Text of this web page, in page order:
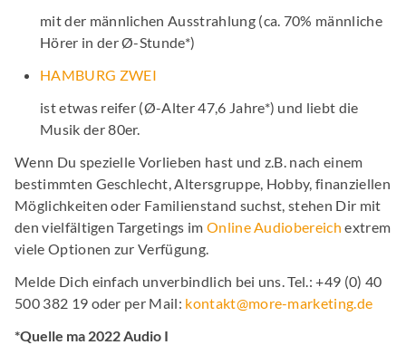
mit der männlichen Ausstrahlung (ca. 70% männliche
Hörer in der Ø-Stunde*)
HAMBURG ZWEI
ist etwas reifer (Ø-Alter 47,6 Jahre*) und liebt die
Musik der 80er.
Wenn Du spezielle Vorlieben hast und z.B. nach einem
bestimmten Geschlecht, Altersgruppe, Hobby, finanziellen
Möglichkeiten oder Familienstand suchst, stehen Dir mit
den vielfältigen Targetings im Online Audiobereich extrem
viele Optionen zur Verfügung.
Melde Dich einfach unverbindlich bei uns. Tel.: +49 (0) 40
500 382 19 oder per Mail: kontakt@more-marketing.de
*Quelle ma 2022 Audio I